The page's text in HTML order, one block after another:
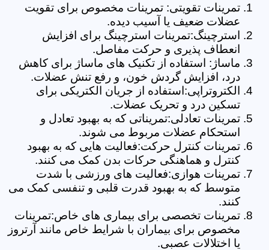
تمرینات تقویتی: تمرینات مخصوص برای تقویت
عضلات ضعیف یا آسیب دیده.
استرچینگ:تمرینات استرچینگ برای افزایش
انعطاف پذیری و حرکت مفاصل.
ماساژ: استفاده از تکنیک های ماساژ برای کاهش
درد، افزایش گردش خون، و رفع تنش عضلات.
الکتروتراپی:استفاده از جریان الکتریکی برای
تسکین درد و تحریک عضلات.
تمرینات تعادلی:تمریناتی که به بهبود تعادل و
استحکام عضلات مربوط می شوند.
تمرینات کنترل حرکت:فعالیت هایی که به بهبود
کنترل و هماهنگی حرکات بدن کمک می کنند.
تمرینات هوازی:فعالیت های ورزشی با شدت
متوسط که به بهبود قدرت قلبی و تنفسی کمک می
کنند.
تمرینات تخصصی برای بیماری های خاص:تمرینات
مخصوص برای بیماران با شرایط خاص مانند آرتروز
یا اختلالات عصبی.